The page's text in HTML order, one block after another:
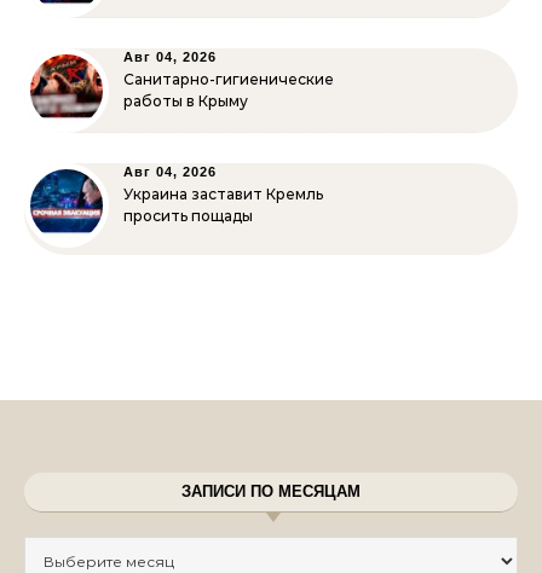
Авг 04, 2026
Санитарно-гигиенические
работы в Крыму
Авг 04, 2026
Украина заставит Кремль
просить пощады
ЗАПИСИ ПО МЕСЯЦАМ